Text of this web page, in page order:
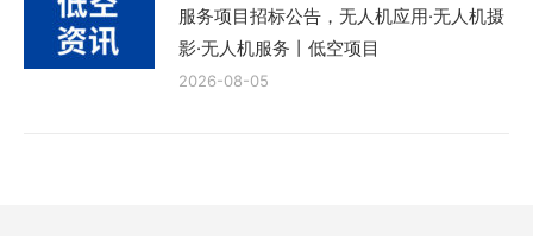
服务项目招标公告，无人机应用·无人机摄
影·无人机服务丨低空项目
2026-08-05